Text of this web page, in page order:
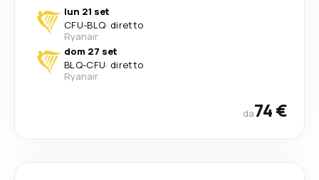
lun 21 set
CFU-BLQ· diretto
Ryanair
dom 27 set
BLQ-CFU· diretto
Ryanair
da74 €